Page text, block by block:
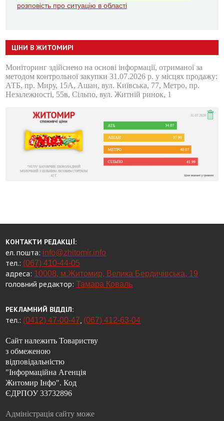
розповість про ситуацію в області
ЦІНИ В ЖИТОМИРІ
Моніторинг здійснено на основі інформації, отриманої за
методом контрольної закупки 31.07.2026 р. у місцях продажу:
АТБ, пр. Миру, 15А, Ашан, вул. Київська, 77, Метро, пр.
Незалежності, 55в, Сільпо, вул. Житній ринок, 1
КОНТАКТИ РЕДАКЦІЇ:
ел. пошта: info@zhitomir.info
тел.: (067) 410-44-05
адреса: 10008, м.Житомир, Велика Бердичівська, 19
головний редактор:Тамара Коваль
РЕКЛАМНИЙ ВІДДІЛ:
тел.: (0412) 47-00-47, (067) 412-63-04
Сайт належить Товариству
з обмеженою
відповідальністю
"Інформаційна Агенція
Житомир Інфо". Код
ЄДРПОУ 33732896
Адміністрація сайту може